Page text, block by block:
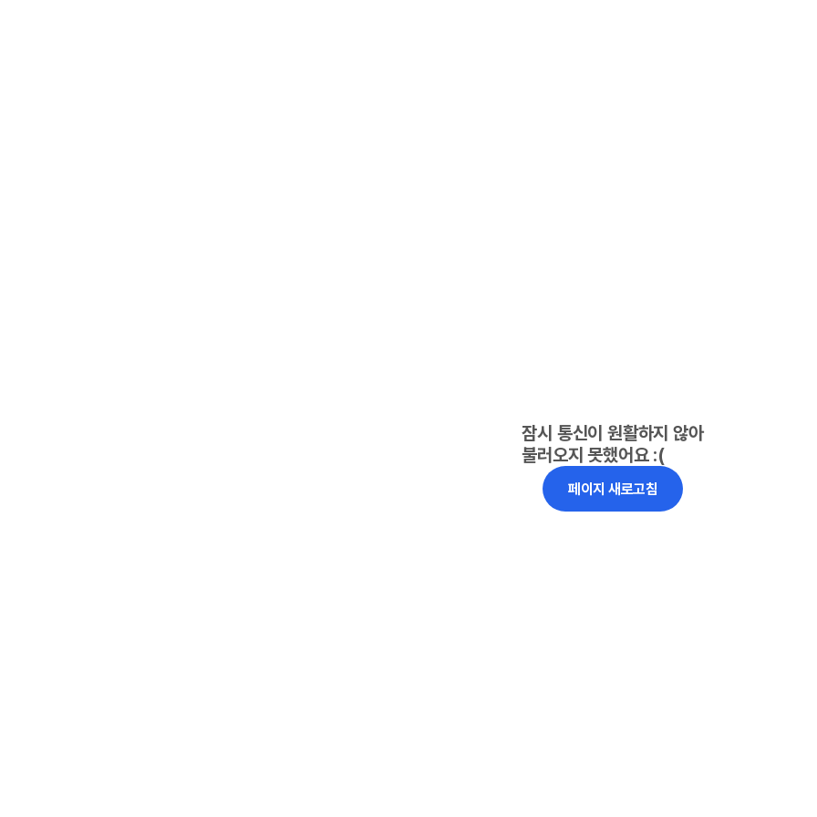
잠시 통신이 원활하지 않아
불러오지 못했어요 :(
페이지 새로고침